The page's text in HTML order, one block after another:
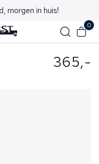
morgen in huis!
0
365,-